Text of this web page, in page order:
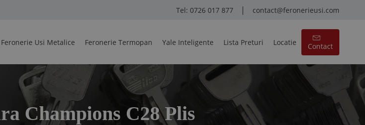
Tel: 0726 017 877 | contact@feronerieusi.com
Feronerie Usi Metalice Feronerie Termopan Yale Inteligente Lista Preturi Locatie Contact
Champions C28 Plis